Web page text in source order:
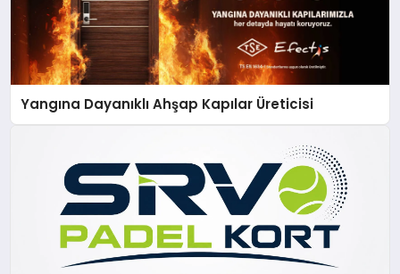
Yangına Dayanıklı Ahşap Kapılar Üreticisi